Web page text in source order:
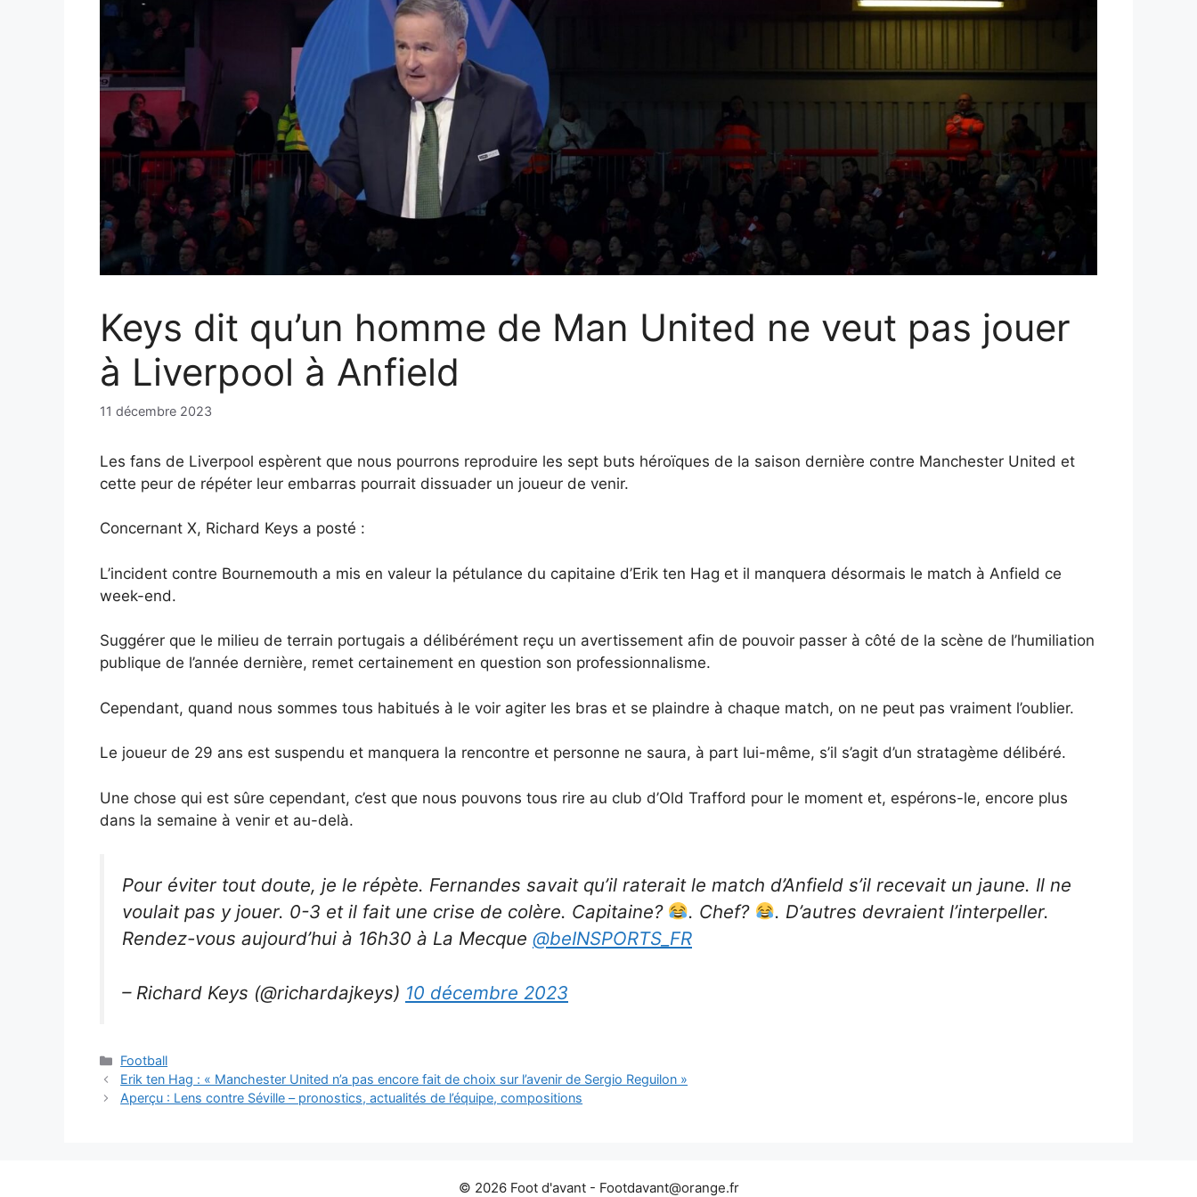
Keys dit qu’un homme de Man United ne veut pas jouer
à Liverpool à Anfield
11 décembre 2023
Les fans de Liverpool espèrent que nous pourrons reproduire les sept buts héroïques de la saison dernière contre Manchester United et
cette peur de répéter leur embarras pourrait dissuader un joueur de venir.
Concernant X, Richard Keys a posté :
L’incident contre Bournemouth a mis en valeur la pétulance du capitaine d’Erik ten Hag et il manquera désormais le match à Anfield ce
week-end.
Suggérer que le milieu de terrain portugais a délibérément reçu un avertissement afin de pouvoir passer à côté de la scène de l’humiliation
publique de l’année dernière, remet certainement en question son professionnalisme.
Cependant, quand nous sommes tous habitués à le voir agiter les bras et se plaindre à chaque match, on ne peut pas vraiment l’oublier.
Le joueur de 29 ans est suspendu et manquera la rencontre et personne ne saura, à part lui-même, s’il s’agit d’un stratagème délibéré.
Une chose qui est sûre cependant, c’est que nous pouvons tous rire au club d’Old Trafford pour le moment et, espérons-le, encore plus
dans la semaine à venir et au-delà.
Pour éviter tout doute, je le répète. Fernandes savait qu’il raterait le match d’Anfield s’il recevait un jaune. Il ne
voulait pas y jouer. 0-3 et il fait une crise de colère. Capitaine?
. Chef?
. D’autres devraient l’interpeller.
Rendez-vous aujourd’hui à 16h30 à La Mecque @beINSPORTS_FR
– Richard Keys (@richardajkeys) 10 décembre 2023
Catégories
Football
Erik ten Hag : « Manchester United n’a pas encore fait de choix sur l’avenir de Sergio Reguilon »
Aperçu : Lens contre Séville – pronostics, actualités de l’équipe, compositions
© 2026 Foot d'avant - Footdavant@orange.fr